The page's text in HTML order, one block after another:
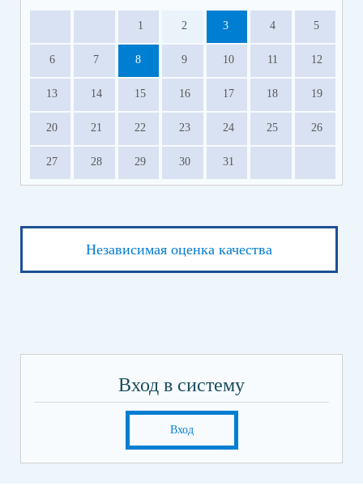
1 2 3 4 5
6 7 8 9 10 11 12
13 14 15 16 17 18 19
20 21 22 23 24 25 26
27 28 29 30 31
Независимая оценка качества
Вход в систему
Вход